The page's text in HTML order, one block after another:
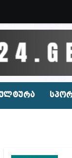
პატიმრობას
– ეკა
ნაცვლად